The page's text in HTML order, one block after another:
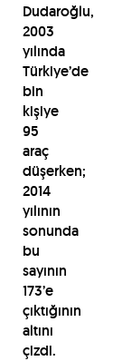
Dudaroğlu,
2003
yılında
Türkiye’de
bin
kişiye
95
araç
düşerken;
2014
yılının
sonunda
bu
sayının
173’e
çıktığının
altını
çizdi.